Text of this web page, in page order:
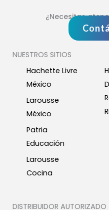
¿Necesitas
NUESTROS SITIOS
Hachette Livre
México
Larousse
México
Patria
Educación
Larousse
Cocina
DISTRIBUIDOR AUTORIZADO